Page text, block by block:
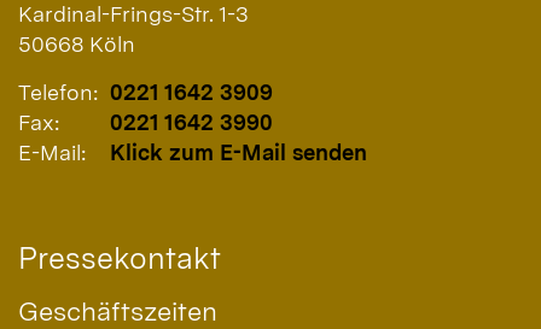
Kardinal-Frings-Str. 1-3
50668 Köln
Telefon: 0221 1642 3909
Fax:
0221 1642 3990
E-Mail:
Klick zum E-Mail senden
Pressekontakt
Geschäftszeiten